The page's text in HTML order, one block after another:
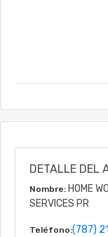
DETALLE DEL
Nombre: HOME
SERVICES PR
Teléfono:(787)